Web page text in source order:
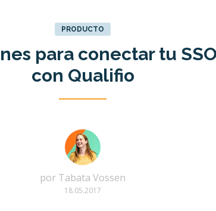
PRODUCTO
para conectar tu
con Qualifio
por Tabata Vossen
18.05.2017